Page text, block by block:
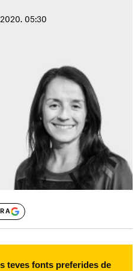
2020. 05:30
A
teves fonts preferides de